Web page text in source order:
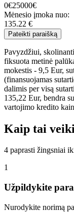
0€25000€
Mėnesio įmoka nuo:
135.22 €
Pateikti paraišką
Pavyzdžiui,
fiksuota metinė
mokestis - 9,5 Eur,
(finansuojamas
dalimis per visą
135,22 Eur, bendra
vartojimo kredito
Kaip tai
4 paprasti žingsniai
1
Užpildykite
Nurodykite norimą